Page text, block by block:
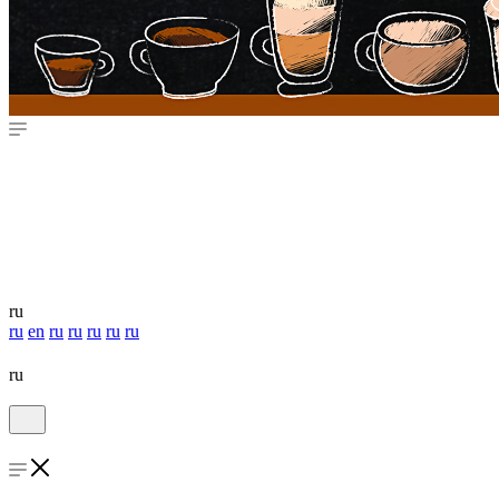
ru
ru en ru ru ru ru ru
ru